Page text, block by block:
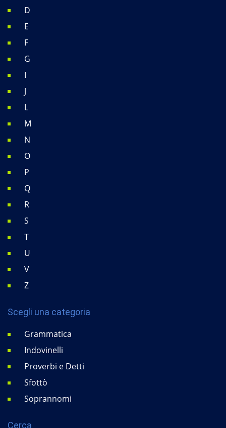
D
E
F
G
I
J
L
M
N
O
P
Q
R
S
T
U
V
Z
Scegli una categoria
Grammatica
Indovinelli
Proverbi e Detti
Sfottò
Soprannomi
Cerca